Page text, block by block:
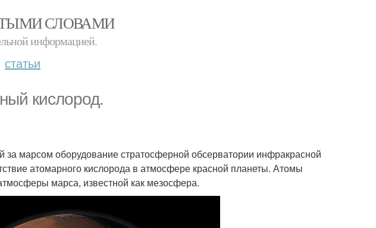
СЛОВАМИ
информацией.
статьи
кислород.
марсом оборудование стратосферной обсерватории инфракрасной
атомарного кислорода в атмосфере красной планеты. Атомы
марса, известной как мезосфера.